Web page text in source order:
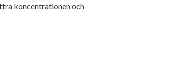
koncentrationen och